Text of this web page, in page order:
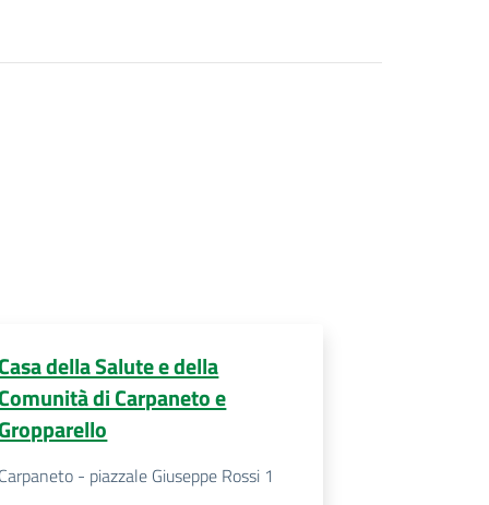
della Salute e della
di Carpaneto e
- piazzale Giuseppe Rossi 1